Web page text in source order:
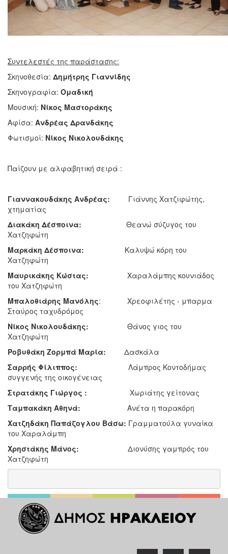
Συντελεστές της παράστασης:
Σκηνοθεσία: Δημήτρης Γιαννίδης
Σκηνογραφία: Ομαδική
Μουσική: Νίκος Μαστοράκης
Αφίσα: Ανδρέας Δρανδάκης
Φωτισμοί: Νίκος Νικολουδάκης
Παίζουν με αλφαβητική σειρά :
Γιαννακουδάκης Ανδρέας: Γιάννης Χατζιφώτης,
χτηματίας
Διακάκη Δέσποινα: Θεανώ σύζυγος του
Χατζηφώτη
Μαρκάκη Δέσποινα: Καλυψώ κόρη του
Χατζηφώτη
Μαυρικάκης Κώστας: Χαραλάμπης κουνιάδος
του Χατζηφώτη
Μπαλοθιάρης Μανόλης: Χρεοφιλέτης - μπαρμα
Σταύρος ταχυδρόμος
Νίκος Νικολουδάκης: Θάνος γιος του
Χατζηφώτη
Ροβυθάκη Ζορμπά Μαρία: Δασκάλα
Σαρρής Φίλιππος: Λάμπρος Κοντοδήμας
συγγενής της οικογένειας
Στρατάκης Γιώργος : Χωριάτης γείτονας
Ταμπακάκη Αθηνά: Ανέτα η παρακόρη
Χατζηδάκη Παπάζογλου Βάσω: Γραμματούλα γυναίκα
του Χαραλάμπη
Χρηστάκης Μάνος: Διονύσης γαμπρός του
Χατζηφώτη